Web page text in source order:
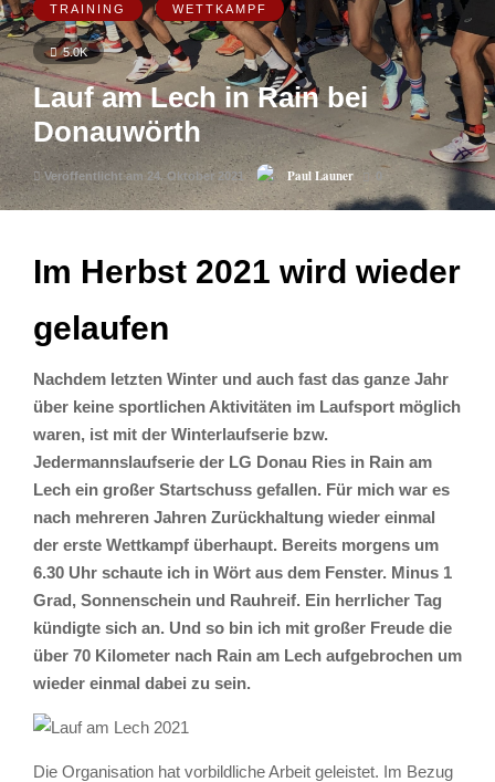
TRAINING WETTKAMPF
5.0K
Lauf am Lech in Rain bei
Donauwörth
Veröffentlicht am 24. Oktober 2021 Paul Launer 0
Im Herbst 2021 wird wieder
gelaufen
Nachdem letzten Winter und auch fast das ganze Jahr
über keine sportlichen Aktivitäten im Laufsport möglich
waren, ist mit der Winterlaufserie bzw.
Jedermannslaufserie der LG Donau Ries in Rain am
Lech ein großer Startschuss gefallen. Für mich war es
nach mehreren Jahren Zurückhaltung wieder einmal
der erste Wettkampf überhaupt. Bereits morgens um
6.30 Uhr schaute ich in Wört aus dem Fenster. Minus 1
Grad, Sonnenschein und Rauhreif. Ein herrlicher Tag
kündigte sich an. Und so bin ich mit großer Freude die
über 70 Kilometer nach Rain am Lech aufgebrochen um
wieder einmal dabei zu sein.
Die Organisation hat vorbildliche Arbeit geleistet. Im Bezug